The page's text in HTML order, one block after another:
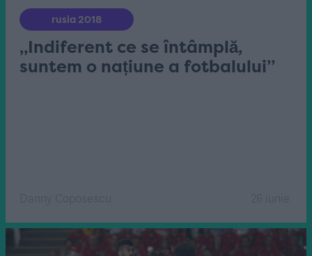
rusia 2018
„Indiferent ce se întâmplă,
suntem o națiune a fotbalului”